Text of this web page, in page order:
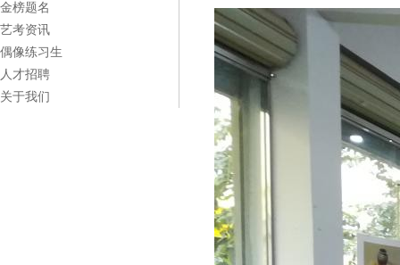
金榜题名
艺考资讯
偶像练习生
人才招聘
关于我们